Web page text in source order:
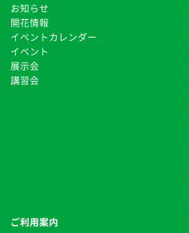
お知らせ
開花情報
イベントカレンダー
イベント
展示会
講習会
ご利用案内